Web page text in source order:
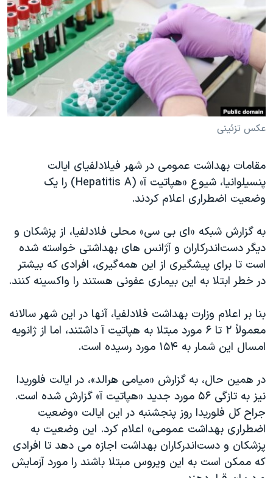
فرهنگ و زندگی
حقوق شهروندی
اقتصادی
علم و فناوری
اسرائیل در جنگ
مستندها
انتخابات ریاست جمهوری آمریکا ۲۰۲۴
حمله جمهوری اسلامی به اسرائیل
رمز مهسا
ورزش زنان در ایران
تریبونال مردمی آبان ۹۸
دادگاه حمید نوری
قانون شفافیت دارائی کادر رهبری ایران
اعتراضات مردمی آبان ۹۸
اسرائیل در جنگ
همایش محافظه‌کاران آمریکا «سی‌پک»
صفحه‌های ویژه
دنبال کنید
زبانهای مختلف
عکس تزئینی
مقامات بهداشت عمومی در شهر فیلادلفیای ایالت
پنسیلوانیا، شیوع «هپاتیت آ» (Hepatitis A) را یک
وضعیت اضطراری اعلام کردند.
به گزارش شبکه «ای بی سی» محلی فلادلفیا، از پزشکان و
دیگر دست‌اندرکاران و آژانس های بهداشتی خواسته شده
است تا برای پیشگیری از این همه‌گیری، افرادی که بیشتر
در خطر ابتلا به این بیماری عفونی هستند را واکسینه کنند.
بنا بر اعلام وزارت بهداشت فلادلفیا، آنها در این شهر سالانه
معمولاً ۲ تا ۶ مورد مبتلا به هپاتیت آ داشتند، اما از ژانویه
امسال این شمار به ۱۵۴ مورد رسیده است.
در همین حال، به گزارش «میامی هرالد»، در ایالت فلوریدا
نیز به تازگی ۵۶ مورد جدید «هپاتیت آ» گزارش شده است.
جراح کل فلوریدا روز پنجشنبه در این ایالت «وضعیت
اضطراری بهداشت عمومی» اعلام کرد. این وضعیت به
پزشکان و دست‌اندرکاران بهداشت اجازه می دهد تا افرادی
که ممکن است به این ویروس مبتلا باشند را مورد آزمایش